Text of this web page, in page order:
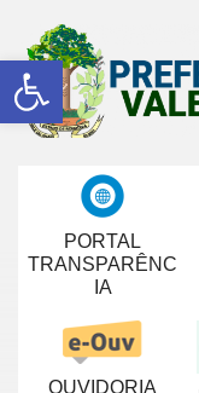
Abrir a barra de ferramentas
PORTAL
TRANSPARÊNC
IA
OUVIDORIA